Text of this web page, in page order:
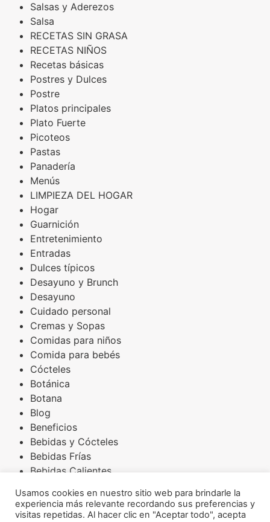
Salsas y Aderezos
Salsa
RECETAS SIN GRASA
RECETAS NIÑOS
Recetas básicas
Postres y Dulces
Postre
Platos principales
Plato Fuerte
Picoteos
Pastas
Panadería
Menús
LIMPIEZA DEL HOGAR
Hogar
Guarnición
Entretenimiento
Entradas
Dulces típicos
Desayuno y Brunch
Desayuno
Cuidado personal
Cremas y Sopas
Comidas para niños
Comida para bebés
Cócteles
Botánica
Botana
Blog
Beneficios
Bebidas y Cócteles
Bebidas Frías
Bebidas Calientes
Arroces
Amaranto
Usamos cookies en nuestro sitio web para brindarle la
experiencia más relevante recordando sus preferencias y
visitas repetidas. Al hacer clic en "Aceptar todo", acepta